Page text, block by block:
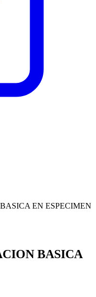
EN ESPECIMEN
BASICA